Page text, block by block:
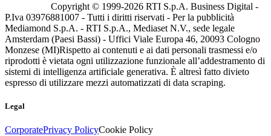
Copyright © 1999-2026 RTI S.p.A. Business Digital -
P.Iva 03976881007 - Tutti i diritti riservati - Per la pubblicità
Mediamond S.p.A. - RTI S.p.A., Mediaset N.V., sede legale
Amsterdam (Paesi Bassi) - Uffici Viale Europa 46, 20093 Cologno
Monzese (MI)Rispetto ai contenuti e ai dati personali trasmessi e/o
riprodotti è vietata ogni utilizzazione funzionale all’addestramento di
sistemi di intelligenza artificiale generativa. È altresì fatto divieto
espresso di utilizzare mezzi automatizzati di data scraping.
Legal
CorporatePrivacy PolicyCookie Policy